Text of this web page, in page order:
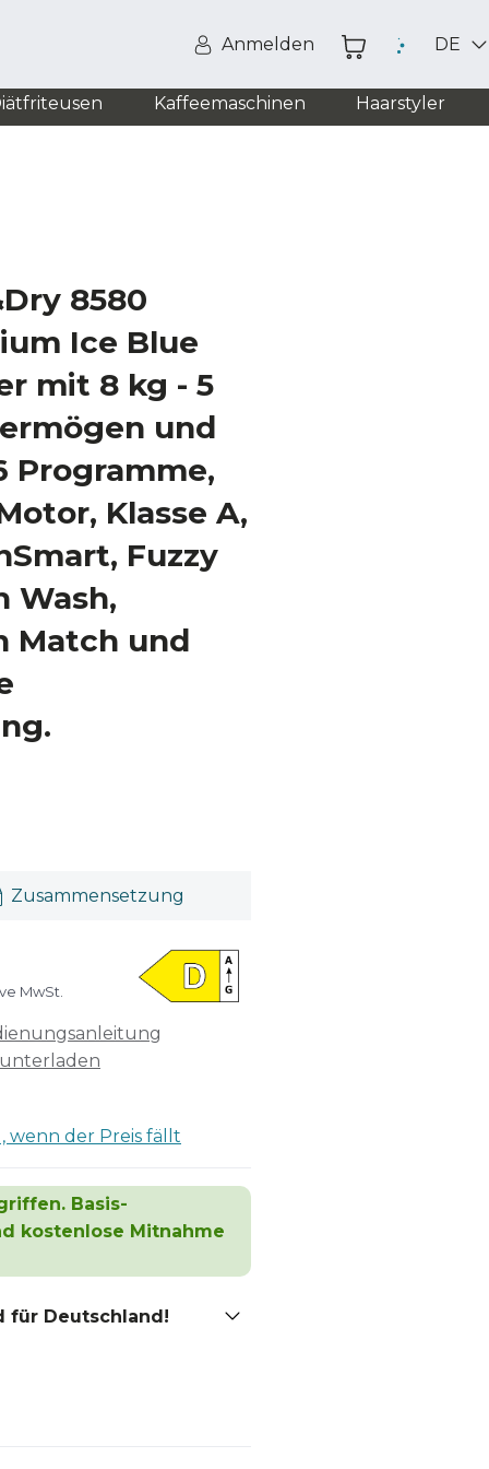
Anmelden DE
Kaffeemaschinen Haarstyler
8580
Ice Blue
mit 8 kg - 5
und
Programme,
Klasse A,
Fuzzy
Wash,
Match und
Zusammensetzung
MwSt.
wenn der Preis fällt
Basis-
kostenlose Mitnahme
für Deutschland!